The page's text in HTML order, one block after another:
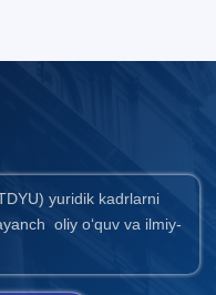
yuridik kadrlarni
oliy o‘quv va ilmiy-